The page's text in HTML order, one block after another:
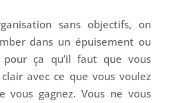
sans objectifs, on
dans un épuisement ou
pour ça qu’il faut que vous
avec ce que vous voulez
vous gagnez. Vous ne vous